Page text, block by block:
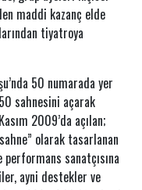
maddi kazanç elde
tiyatroya
50 numarada yer
sahnesini açarak
2009’da açılan;
olarak tasarlanan
sanatçısına
ayni destekler ve